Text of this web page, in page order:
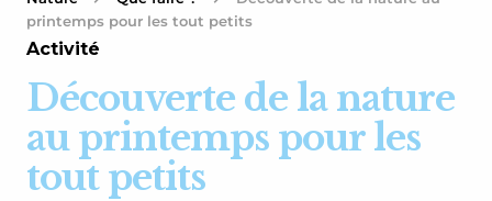
printemps pour les tout petits
Activité
Découverte de la nature
au printemps pour les
tout petits